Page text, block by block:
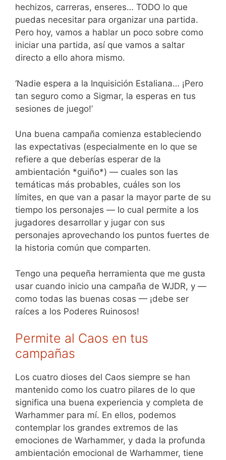
hechizos, carreras, enseres… TODO lo que
puedas necesitar para organizar una partida.
Pero hoy, vamos a hablar un poco sobre como
iniciar una partida, así que vamos a saltar
directo a ello ahora mismo.
‘Nadie espera a la Inquisición Estaliana… ¡Pero
tan seguro como a Sigmar, la esperas en tus
sesiones de juego!’
Una buena campaña comienza estableciendo
las expectativas (especialmente en lo que se
refiere a que deberías esperar de la
ambientación *guiño*) — cuales son las
temáticas más probables, cuáles son los
límites, en que van a pasar la mayor parte de su
tiempo los personajes — lo cual permite a los
jugadores desarrollar y jugar con sus
personajes aprovechando los puntos fuertes de
la historia común que comparten.
Tengo una pequeña herramienta que me gusta
usar cuando inicio una campaña de WJDR, y —
como todas las buenas cosas — ¡debe ser
raíces a los Poderes Ruinosos!
Permite al Caos en tus
campañas
Los cuatro dioses del Caos siempre se han
mantenido como los cuatro pilares de lo que
significa una buena experiencia y completa de
Warhammer para mí. En ellos, podemos
contemplar los grandes extremos de las
emociones de Warhammer, y dada la profunda
ambientación emocional de Warhammer, tiene